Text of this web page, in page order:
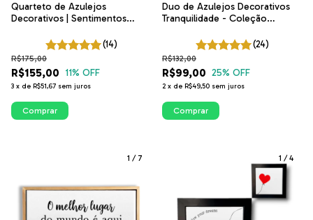
Quarteto de Azulejos
Decorativos | Sentimentos
(14)
R$155,00
R$175,00
11% OFF
3 x de R$51,67 sem juros
Comprar
Duo de Azulejos Decorativos
Tranquilidade - Coleção
(24)
R$99,00
R$132,00
25% OFF
2 x de R$49,50 sem juros
Comprar
1 / 7 1 /4